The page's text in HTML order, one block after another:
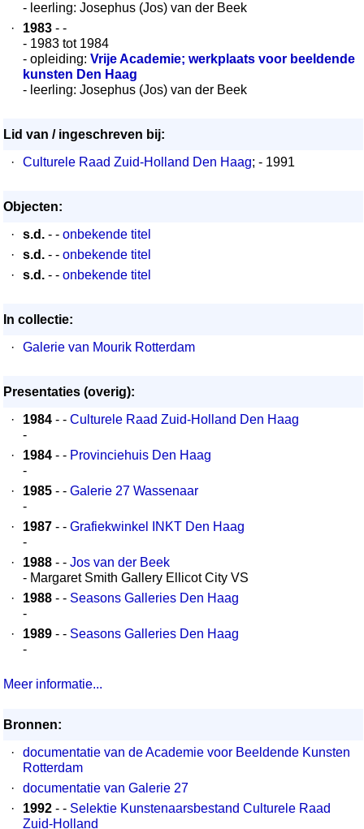
- leerling: Josephus (Jos) van der Beek
·
1983 - -
- 1983 tot 1984
- opleiding: Vrije Academie; werkplaats voor beeldende
kunsten Den Haag
- leerling: Josephus (Jos) van der Beek
Lid van / ingeschreven bij:
·
Culturele Raad Zuid-Holland Den Haag; - 1991
Objecten:
·
s.d. - - onbekende titel
·
s.d. - - onbekende titel
·
s.d. - - onbekende titel
In collectie:
·
Galerie van Mourik Rotterdam
Presentaties (overig):
·
1984 - - Culturele Raad Zuid-Holland Den Haag
-
·
1984 - - Provinciehuis Den Haag
-
·
1985 - - Galerie 27 Wassenaar
-
·
1987 - - Grafiekwinkel INKT Den Haag
-
·
1988 - - Jos van der Beek
- Margaret Smith Gallery Ellicot City VS
·
1988 - - Seasons Galleries Den Haag
-
·
1989 - - Seasons Galleries Den Haag
-
Meer informatie...
Bronnen:
·
documentatie van de Academie voor Beeldende Kunsten
Rotterdam
·
documentatie van Galerie 27
·
1992 - - Selektie Kunstenaarsbestand Culturele Raad
Zuid-Holland